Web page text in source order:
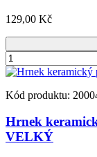
129,00 Kč
Kód produktu:
Hrnek
VELKÝ